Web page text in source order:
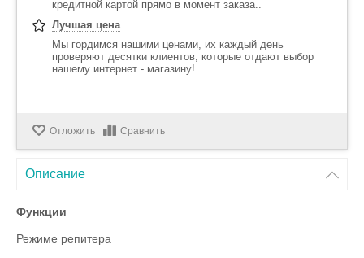
кредитной картой прямо в момент заказа..
Лучшая цена
Мы гордимся нашими ценами, их каждый день
проверяют десятки клиентов, которые отдают выбор
нашему интернет - магазину!
Отложить Сравнить
Описание
Функции
Режиме репитера